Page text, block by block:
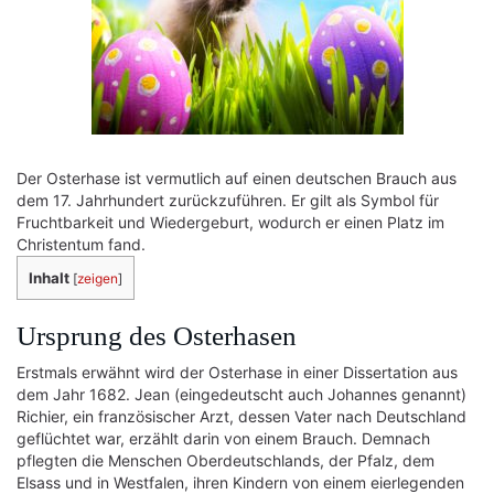
Der Osterhase ist vermutlich auf einen deutschen Brauch aus
dem 17. Jahrhundert zurückzuführen. Er gilt als Symbol für
Fruchtbarkeit und Wiedergeburt, wodurch er einen Platz im
Christentum fand.
Inhalt [zeigen]
Ursprung des Osterhasen
Erstmals erwähnt wird der Osterhase in einer Dissertation aus
dem Jahr 1682. Jean (eingedeutscht auch Johannes genannt)
Richier, ein französischer Arzt, dessen Vater nach Deutschland
geflüchtet war, erzählt darin von einem Brauch. Demnach
pflegten die Menschen Oberdeutschlands, der Pfalz, dem
Elsass und in Westfalen, ihren Kindern von einem eierlegenden